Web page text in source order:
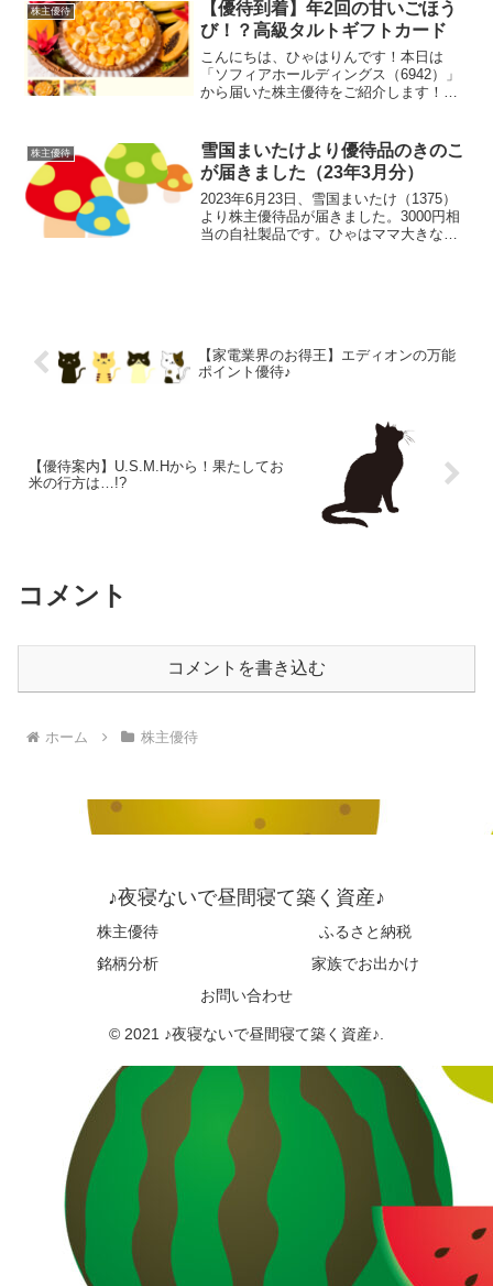
年...
株主優待
【優待到着】年2回の甘いごほう
び！？高級タルトギフトカード
こんにちは、ひゃはりんです！本日は
「ソフィアホールディングス（6942）」
から届いた株主優待をご紹介します！ワ
で利用可能なギフトカードです！届いた
優待カード♪キルフェボ...
株主優待
雪国まいたけより優待品のきのこ
が届きました（23年3月分）
2023年6月23日、雪国まいたけ（1375）
より株主優待品が届きました。3000円相
当の自社製品です。ひゃはママ大きな箱
【家電業界のお得王】エディオンの万能
ポイント優待♪
【優待案内】U.S.M.Hから！果たしてお
米の行方は…!?
コメント
コメントを書き込む
ホーム 株主優待
♪夜寝ないで昼間寝て築く資産♪
株主優待
ふるさと納税
銘柄分析
家族でお出かけ
お問い合わせ
© 2021 ♪夜寝ないで昼間寝て築く資産♪.